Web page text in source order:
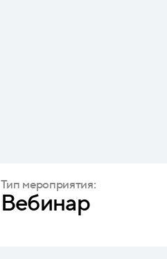
Тип мероприятия:
Вебинар